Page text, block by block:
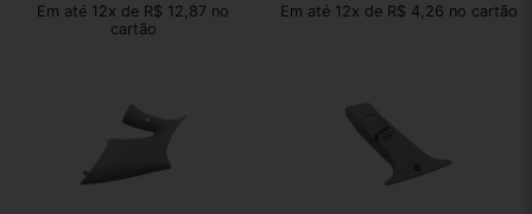
Em até 12x de R$ 12,87 no
cartão
Em até 12x de R$ 4,26 no cartão